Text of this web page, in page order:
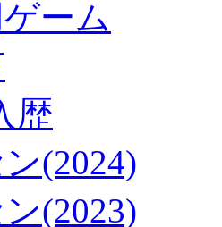
ーム
歴
(2024)
(2023)